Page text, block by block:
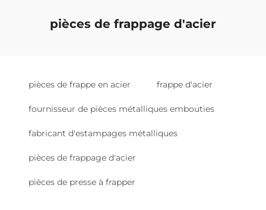
pièces de frappage d'acier
pièces de frappe en acier frappe d'acier
fournisseur de pièces métalliques embouties
fabricant d'estampages métalliques
pièces de frappage d'acier
pièces de presse à frapper